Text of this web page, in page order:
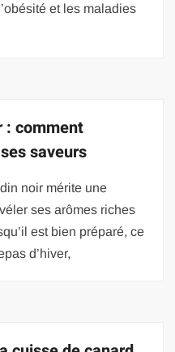
et les maladies
: comment
saveurs
noir mérite une
ses arômes riches
est bien préparé, ce
d’hiver,